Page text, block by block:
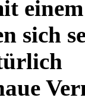
sich